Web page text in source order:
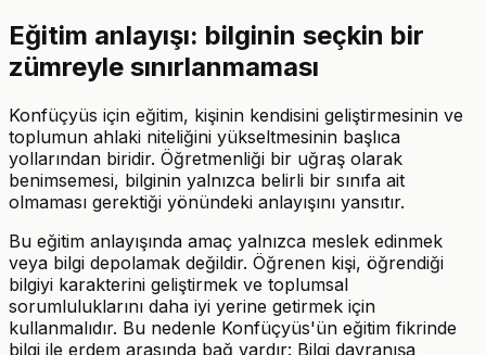
Eğitim anlayışı: bilginin seçkin bir
zümreyle sınırlanmaması
Konfüçyüs için eğitim, kişinin kendisini geliştirmesinin ve
toplumun ahlaki niteliğini yükseltmesinin başlıca
yollarından biridir. Öğretmenliği bir uğraş olarak
benimsemesi, bilginin yalnızca belirli bir sınıfa ait
olmaması gerektiği yönündeki anlayışını yansıtır.
Bu eğitim anlayışında amaç yalnızca meslek edinmek
veya bilgi depolamak değildir. Öğrenen kişi, öğrendiği
bilgiyi karakterini geliştirmek ve toplumsal
sorumluluklarını daha iyi yerine getirmek için
kullanmalıdır. Bu nedenle Konfüçyüs'ün eğitim fikrinde
bilgi ile erdem arasında bağ vardır: Bilgi davranışa